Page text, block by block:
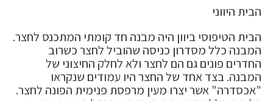
הבית היווני
הבית הטיפוסי ביוון היה מבנה חד קומתי המתכנס לחצר.
המבנה כלל מסדרון כניסה שהוביל לחצר כשרוב
החדרים פונים גם הם לחצר ולא לחלק החיצוני של
המבנה. בצד אחד של החצר היו עמודים שנקראו
"אכסדרה" אשר יצרו מעין מרפסת פנימית הפונה לחצר.